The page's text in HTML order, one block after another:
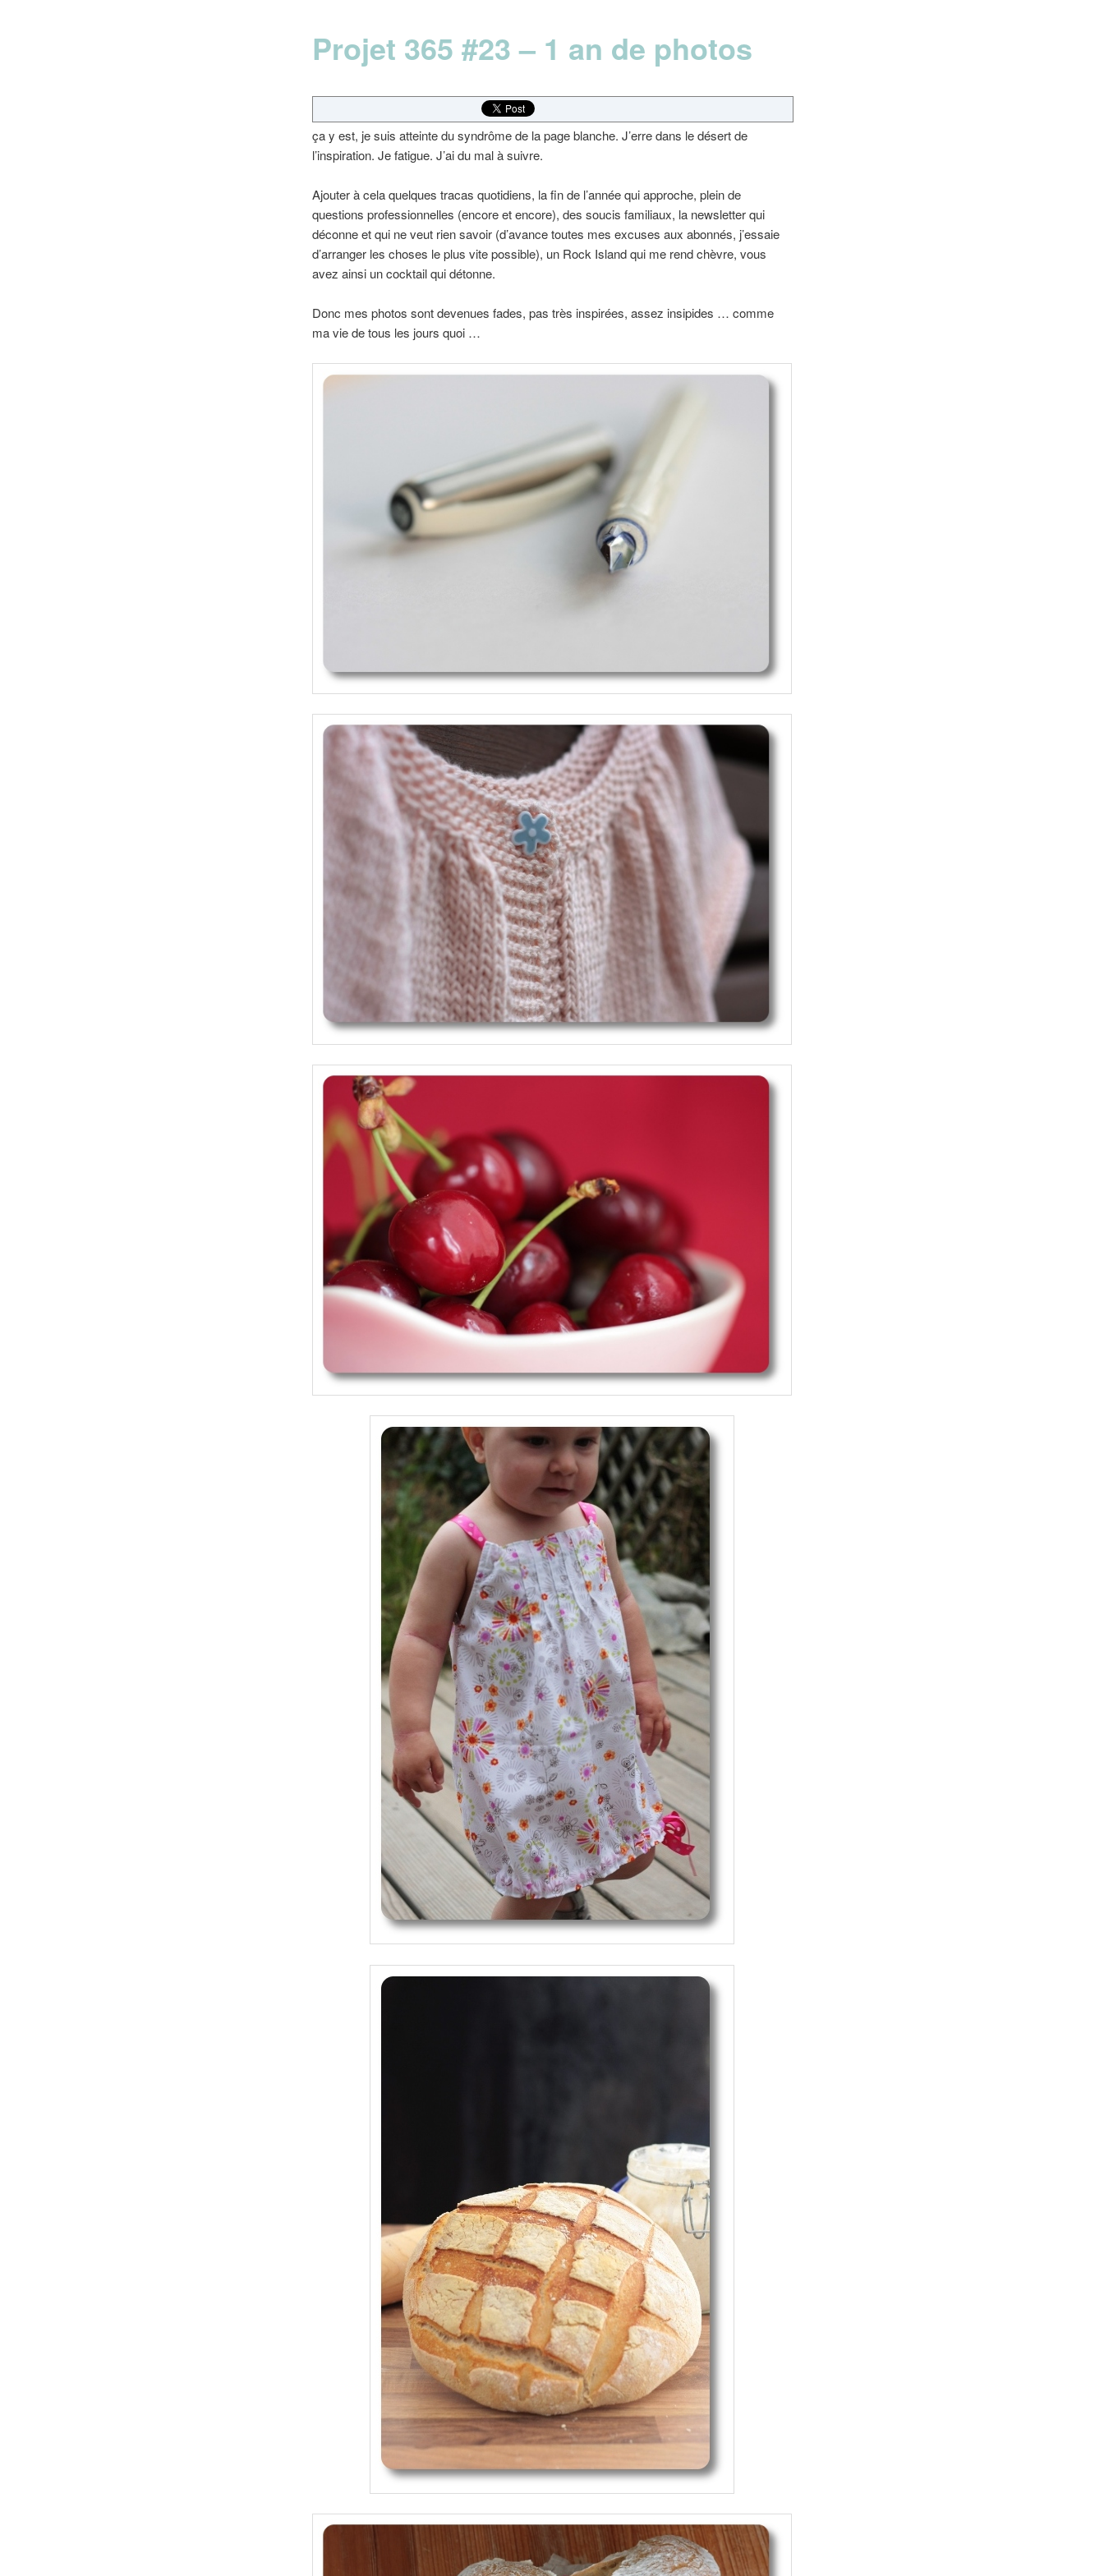
Projet 365 #23 – 1 an de photos
ça y est, je suis atteinte du syndrôme de la page blanche. J’erre dans le désert de
l’inspiration. Je fatigue. J’ai du mal à suivre.
Ajouter à cela quelques tracas quotidiens, la fin de l’année qui approche, plein de
questions professionnelles (encore et encore), des soucis familiaux, la newsletter qui
déconne et qui ne veut rien savoir (d’avance toutes mes excuses aux abonnés, j’essaie
d’arranger les choses le plus vite possible), un Rock Island qui me rend chèvre, vous
avez ainsi un cocktail qui détonne.
Donc mes photos sont devenues fades, pas très inspirées, assez insipides … comme
ma vie de tous les jours quoi …